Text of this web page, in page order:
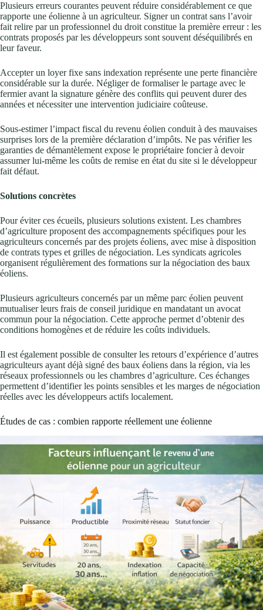
Plusieurs erreurs courantes peuvent réduire considérablement ce que
rapporte une éolienne à un agriculteur. Signer un contrat sans l’avoir
fait relire par un professionnel du droit constitue la première erreur : les
contrats proposés par les développeurs sont souvent déséquilibrés en
leur faveur.
Accepter un loyer fixe sans indexation représente une perte financière
considérable sur la durée. Négliger de formaliser le partage avec le
fermier avant la signature génère des conflits qui peuvent durer des
années et nécessiter une intervention judiciaire coûteuse.
Sous-estimer l’impact fiscal du revenu éolien conduit à des mauvaises
surprises lors de la première déclaration d’impôts. Ne pas vérifier les
garanties de démantèlement expose le propriétaire foncier à devoir
assumer lui-même les coûts de remise en état du site si le développeur
fait défaut.
Solutions concrètes
Pour éviter ces écueils, plusieurs solutions existent. Les chambres
d’agriculture proposent des accompagnements spécifiques pour les
agriculteurs concernés par des projets éoliens, avec mise à disposition
de contrats types et grilles de négociation. Les syndicats agricoles
organisent régulièrement des formations sur la négociation des baux
éoliens.
Plusieurs agriculteurs concernés par un même parc éolien peuvent
mutualiser leurs frais de conseil juridique en mandatant un avocat
commun pour la négociation. Cette approche permet d’obtenir des
conditions homogènes et de réduire les coûts individuels.
Il est également possible de consulter les retours d’expérience d’autres
agriculteurs ayant déjà signé des baux éoliens dans la région, via les
réseaux professionnels ou les chambres d’agriculture. Ces échanges
permettent d’identifier les points sensibles et les marges de négociation
réelles avec les développeurs actifs localement.
Études de cas : combien rapporte réellement une éolienne